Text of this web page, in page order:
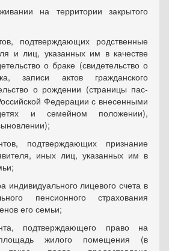
на территории закрытого
подтверждающих родственные
и лиц, указанных им в качестве
о браке (свидетельство о
записи актов гражданского
о рождении (страницы пас­
Федерации с внесенными
и семейном положении),
подтверждающих признание
иных лиц, указанных им в
индивидуального лицевого счета в
пенсионного страхования
его семьи;
подтверждающего право на
жилого помещения (в